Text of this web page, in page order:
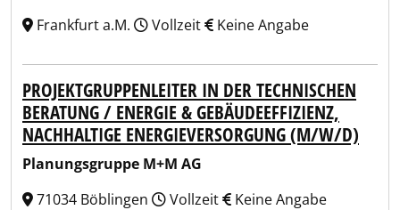
Frankfurt a.M.
Vollzeit Keine Angabe
PROJEKTGRUPPENLEITER IN DER TECHNISCHEN
BERATUNG / ENERGIE & GEBÄUDEEFFIZIENZ,
NACHHALTIGE ENERGIEVERSORGUNG (M/W/D)
Planungsgruppe M+M AG
71034 Böblingen
Vollzeit Keine Angabe